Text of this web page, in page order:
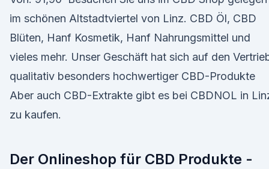
im schönen Altstadtviertel von Linz. CBD Öl, CBD
Blüten, Hanf Kosmetik, Hanf Nahrungsmittel und
vieles mehr. Unser Geschäft hat sich auf den
qualitativ besonders hochwertiger CBD-Produkte
Aber auch CBD-Extrakte gibt es bei CBDNOL in
zu kaufen.
Der Onlineshop für CBD Produkte -